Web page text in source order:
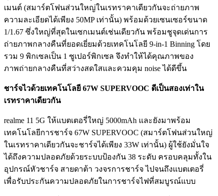
เมนต์ (สมาร์ตโฟนส่วนใหญ่ในเรทราคาเดียวกันจะถ่ายภาพ
ความละเอียดได้เพียง 50MP เท่านั้น) พร้อมด้วยเซนเซอร์ขนาด
1/1.67 ซึ่งใหญ่ที่สุดในเซกเมนต์เช่นเดียวกัน พร้อมชูจุดเด่นการ
ถ่ายภาพกลางคืนที่ยอดเยี่ยมด้วยเทคโนโลยี 9-in-1 Binning โดย
รวม 9 พิกเซลเป็น 1 ซูเปอร์พิกเซล จึงทำให้ได้คุณภาพของ
ภาพถ่ายกลางคืนที่สว่างสดใสและควมคุม noise ได้ดีขึ้น
ชาร์จไวด้วยเทคโนโลยี 67W SUPERVOOC ดีเป็นสองเท่าใน
เรทราคาเดียวกัน
realme 11 5G ให้แบตเตอรี่ใหญ่ 5000mAh และยังมาพร้อม
เทคโนโลยีการชาร์จ 67W SUPERVOOC (สมาร์ตโฟนส่วนใหญ่
ในเรทราคาเดียวกันจะชาร์จได้เพียง 33W เท่านั้น) ผู้ใช้ยังมั่นใจ
ได้ถึงความปลอดภัยด้วยระบบป้องกัน 38 ระดับ ครอบคลุมทั้งใน
อุปกรณ์หัวชาร์จ สายดาต้า วงจรการชาร์จ ไปจนถึงแบตเตอรี่
เพื่อรับประกันความปลอดภัยในการชาร์จไฟที่สมบูรณ์แบบ